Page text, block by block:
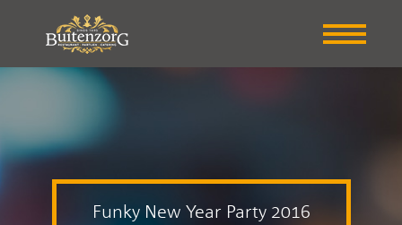
Funky New Year Party 2016